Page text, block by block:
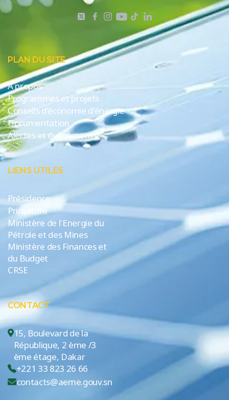
PLAN DU SITE
A propos
Programmes et projets
Conseils d'économie d'énergie
Documentation
Alertes et événements
LIENS UTILES
Présidence
Primature
Ministère de l'Energie du
Pétrole et des Mines
Ministère des Finances et
du Budget
CRSE
CONTACT
15, Boulevard de la
République, 2 ème /3
ème étage, Dakar
+221 33 823 26 66
contacts@aeme.gouv.sn